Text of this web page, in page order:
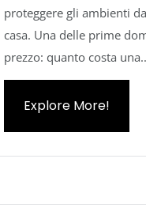
proteggere gli ambienti
casa. Una delle prime
prezzo: quanto costa
Explore More!